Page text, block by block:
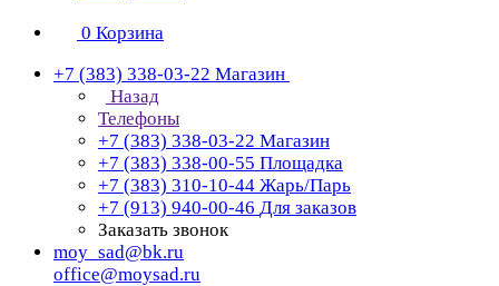
0 Корзина
+7 (383) 338-03-22 Магазин
Назад
Телефоны
+7 (383) 338-03-22 Магазин
+7 (383) 338-00-55 Площадка
+7 (383) 310-10-44 Жарь/Парь
+7 (913) 940-00-46 Для заказов
Заказать звонок
moy_sad@bk.ru
office@moysad.ru